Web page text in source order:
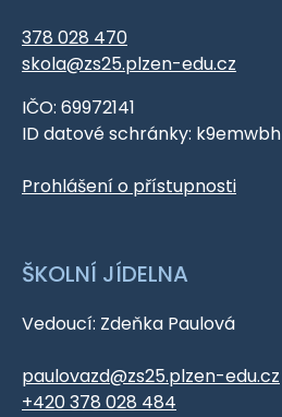
378 028 470
skola@zs25.plzen-edu.cz
IČO: 69972141
ID datové schránky: k9emwbh
Prohlášení o přístupnosti
ŠKOLNÍ JÍDELNA
Vedoucí: Zdeňka Paulová
paulovazd@zs25.plzen-edu.cz
+420 378 028 484